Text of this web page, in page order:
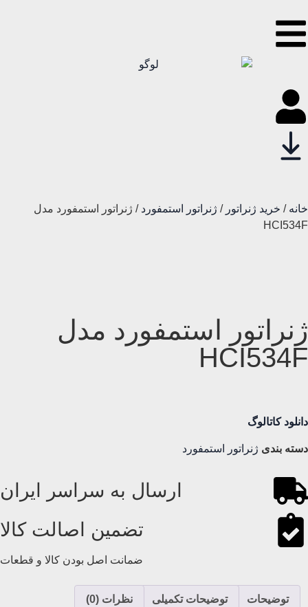
خانه / خرید ژنراتور / ژنراتور استمفورد / ژنراتور استمفورد مدل
HCI534F
ژنراتور استمفورد مدل
HCI534F
دانلود کاتالوگ
دسته بندی ژنراتور استمفورد
ارسال به سراسر ایران
تضمین اصالت کالا
ضمانت اصل بودن کالا و قطعات
توضیحات توضیحات تکمیلی نظرات (0)